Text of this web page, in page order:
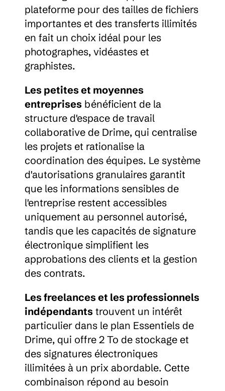
plateforme pour des tailles de fichiers
importantes et des transferts illimités
en fait un choix idéal pour les
photographes, vidéastes et
graphistes.
Les petites et moyennes
entreprises bénéficient de la
structure d'espace de travail
collaborative de Drime, qui centralise
les projets et rationalise la
coordination des équipes. Le système
d'autorisations granulaires garantit
que les informations sensibles de
l'entreprise restent accessibles
uniquement au personnel autorisé,
tandis que les capacités de signature
électronique simplifient les
approbations des clients et la gestion
des contrats.
Les freelances et les professionnels
indépendants trouvent un intérêt
particulier dans le plan Essentiels de
Drime, qui offre 2 To de stockage et
des signatures électroniques
illimitées à un prix abordable. Cette
combinaison répond au besoin